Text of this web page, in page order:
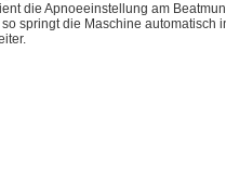
die Apnoeeinstellung am
springt die Maschine automatisch